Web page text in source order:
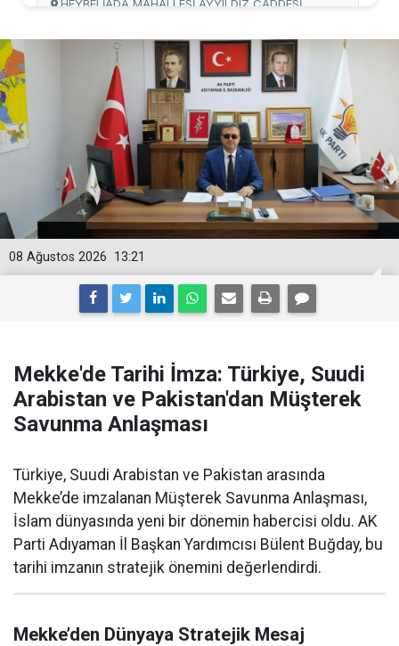
13:21
08 Ağustos 2026
Mekke'de Tarihi İmza: Türkiye, Suudi
Arabistan ve Pakistan'dan Müşterek
Savunma Anlaşması
Türkiye, Suudi Arabistan ve Pakistan arasında
Mekke’de imzalanan Müşterek Savunma Anlaşması,
İslam dünyasında yeni bir dönemin habercisi oldu. AK
Parti Adıyaman İl Başkan Yardımcısı Bülent Buğday, bu
tarihi imzanın stratejik önemini değerlendirdi.
Mekke’den Dünyaya Stratejik Mesaj